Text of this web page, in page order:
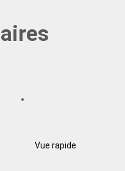
Vue rapide